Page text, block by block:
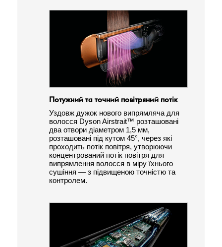
Потужний та точний повітряний потік
Уздовж дужок нового випрямляча для
волосся Dyson Airstrait™ розташовані
два отвори діаметром 1,5 мм,
розташовані під кутом 45°, через які
проходить потік повітря, утворюючи
концентрований потік повітря для
випрямлення волосся в міру їхнього
сушіння — з підвищеною точністю та
контролем.